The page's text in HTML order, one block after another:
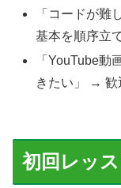
「コードが
基本を順序立
「YouTube動
きたい」 → 歓
初回レッ